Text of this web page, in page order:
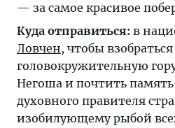
— за самое красивое
Куда отправиться: в
Ловчен, чтобы
головокружительную
Негоша и почтить память
духовного правителя
изобилующему рыбой